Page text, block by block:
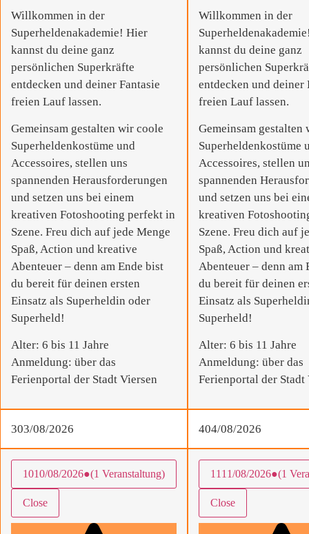
Willkommen in der
Superheldenakademie! Hier
kannst du deine ganz
persönlichen Superkräfte
entdecken und deiner Fantasie
freien Lauf lassen.
Gemeinsam gestalten wir coole
Superheldenkostüme und
Accessoires, stellen uns
spannenden Herausforderungen
und setzen uns bei einem
kreativen Fotoshooting perfekt in
Szene. Freu dich auf jede Menge
Spaß, Action und kreative
Abenteuer – denn am Ende bist
du bereit für deinen ersten
Einsatz als Superheldin oder
Superheld!
Alter: 6 bis 11 Jahre
Anmeldung: über das
Ferienportal der Stadt Viersen
Willkommen in der
kannst du deine ganz
persönlichen
entdecken und deiner
freien Lauf lassen.
Gemeinsam gestalten
Superheldenkostüme
Accessoires, stellen
spannenden
und setzen uns bei
kreativen
Szene. Freu dich auf
Spaß, Action und
Abenteuer – denn am
du bereit für deinen
Einsatz als
Superheld!
Alter: 6 bis 11 Jahre
Anmeldung: über das
Ferienportal der Stadt
303/08/2026 404/08/2026
1010/08/2026●(1 Veranstaltung)
Close
11 11/08/2026●(1
Close